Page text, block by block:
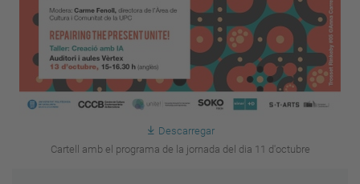
Descarregar
Cartell amb el programa de la jornada del dia 11 d'octubre